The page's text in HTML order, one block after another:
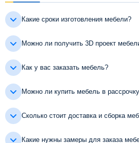
Какие сроки изготовления мебели?
Можно ли получить 3D проект
Как у вас заказать мебель?
Можно ли купить мебель в
Сколько стоит доставка и сборка
Какие нужны замеры для заказа